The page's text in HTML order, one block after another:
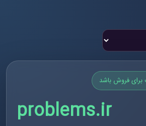
فروش باشد
problems.ir